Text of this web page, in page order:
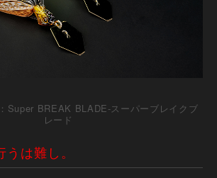
Super BREAK BLADE-スーパーブレイクブ
レード
は難し。